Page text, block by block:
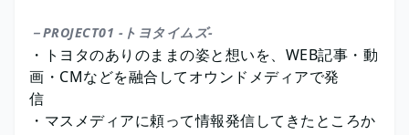
－PROJECT01 -トヨタイムズ-
・トヨタのありのままの姿と想いを、WEB記事・動
画・CMなどを融合してオウンドメディアで発
信
・マスメディアに頼って情報発信してきたところか